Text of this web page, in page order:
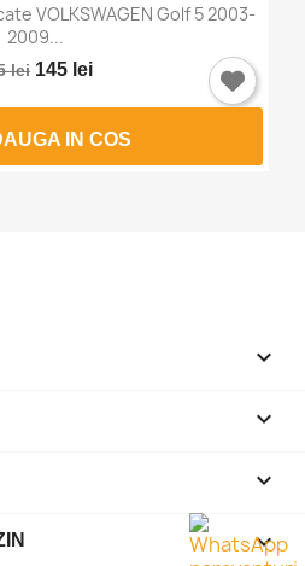
VOLKSWAGEN Golf 5 2003-
2009...
lei 145 lei
IN COS



keyboard_arrow_down